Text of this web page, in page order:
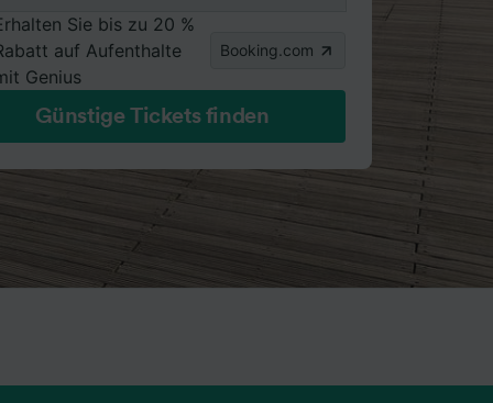
Sie bis zu 20 %
auf Aufenthalte
Genius
Booking.com
Günstige Tickets finden